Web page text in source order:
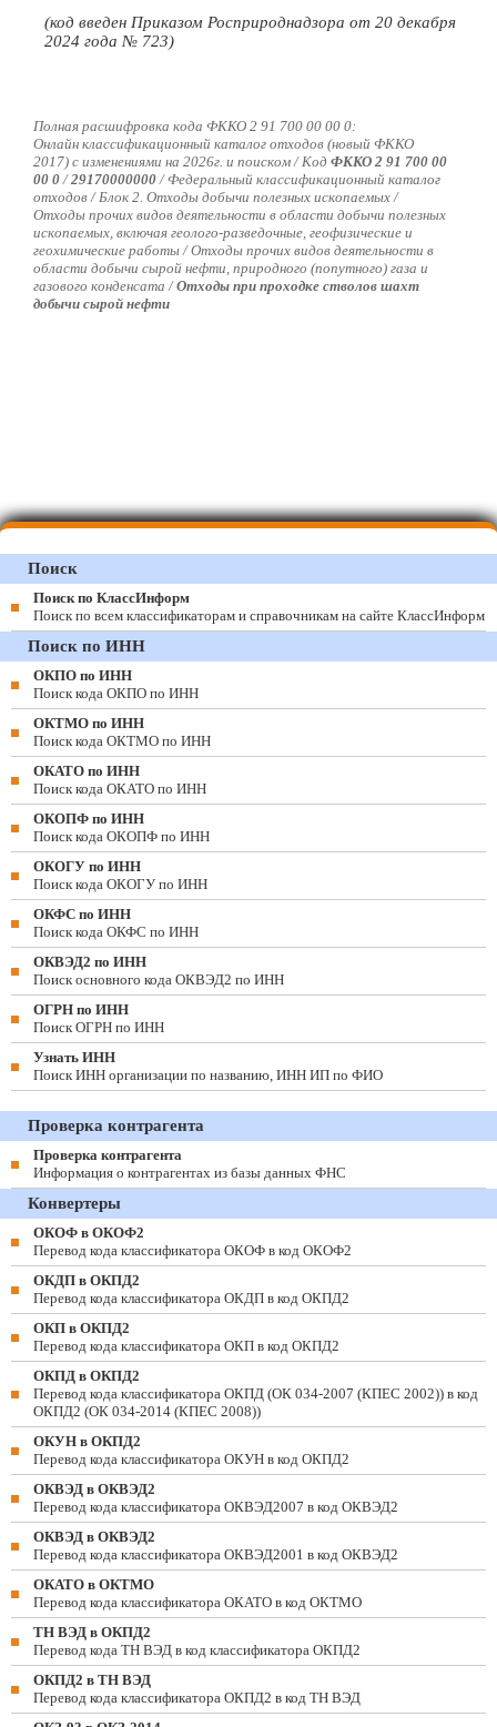
(код введен Приказом Росприроднадзора от 20 декабря
2024 года № 723)
Полная расшифровка кода ФККО 2 91 700 00 00 0:
Онлайн классификационный каталог отходов (новый ФККО
2017) с изменениями на 2026г. и поиском / Код ФККО 2 91 700 00
00 0 /29170000000 /Федеральный классификационный каталог
отходов / Блок 2. Отходы добычи полезных ископаемых /
Отходы прочих видов деятельности в области добычи полезных
ископаемых, включая геолого-разведочные, геофизические и
геохимические работы / Отходы прочих видов деятельности в
области добычи сырой нефти, природного (попутного) газа и
газового конденсата /Отходы при проходке стволов шахт
добычи сырой нефти
Поиск
Поиск по КлассИнформ
Поиск по всем классификаторам и справочникам на сайте КлассИнформ
Поиск по ИНН
ОКПО по ИНН
Поиск кода ОКПО по ИНН
ОКТМО по ИНН
Поиск кода ОКТМО по ИНН
ОКАТО по ИНН
Поиск кода ОКАТО по ИНН
ОКОПФ по ИНН
Поиск кода ОКОПФ по ИНН
ОКОГУ по ИНН
Поиск кода ОКОГУ по ИНН
ОКФС по ИНН
Поиск кода ОКФС по ИНН
ОКВЭД2 по ИНН
Поиск основного кода ОКВЭД2 по ИНН
ОГРН по ИНН
Поиск ОГРН по ИНН
Узнать ИНН
Поиск ИНН организации по названию, ИНН ИП по ФИО
Проверка контрагента
Проверка контрагента
Информация о контрагентах из базы данных ФНС
Конвертеры
ОКОФ в ОКОФ2
Перевод кода классификатора ОКОФ в код ОКОФ2
ОКДП в ОКПД2
Перевод кода классификатора ОКДП в код ОКПД2
ОКП в ОКПД2
Перевод кода классификатора ОКП в код ОКПД2
ОКПД в ОКПД2
Перевод кода классификатора ОКПД (ОК 034-2007 (КПЕС 2002)) в код
ОКПД2 (ОК 034-2014 (КПЕС 2008))
ОКУН в ОКПД2
Перевод кода классификатора ОКУН в код ОКПД2
ОКВЭД в ОКВЭД2
Перевод кода классификатора ОКВЭД2007 в код ОКВЭД2
ОКВЭД в ОКВЭД2
Перевод кода классификатора ОКВЭД2001 в код ОКВЭД2
ОКАТО в ОКТМО
Перевод кода классификатора ОКАТО в код ОКТМО
ТН ВЭД в ОКПД2
Перевод кода ТН ВЭД в код классификатора ОКПД2
ОКПД2 в ТН ВЭД
Перевод кода классификатора ОКПД2 в код ТН ВЭД